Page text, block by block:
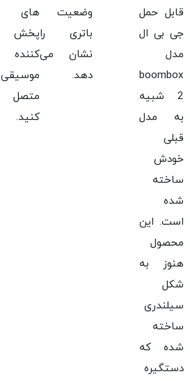
قابل حمل
جی بی ال
مدل
boombox
2 شبیه
به مدل
قبلی
خودش
ساخته
شده
است. این
محصول
هنوز به
شکل
سیلندری
ساخته
شده که
دستگیره
وضعیت
باتری را
نشان می
دهد.
های
پخش
کننده
موسیقی
متصل
کنید.